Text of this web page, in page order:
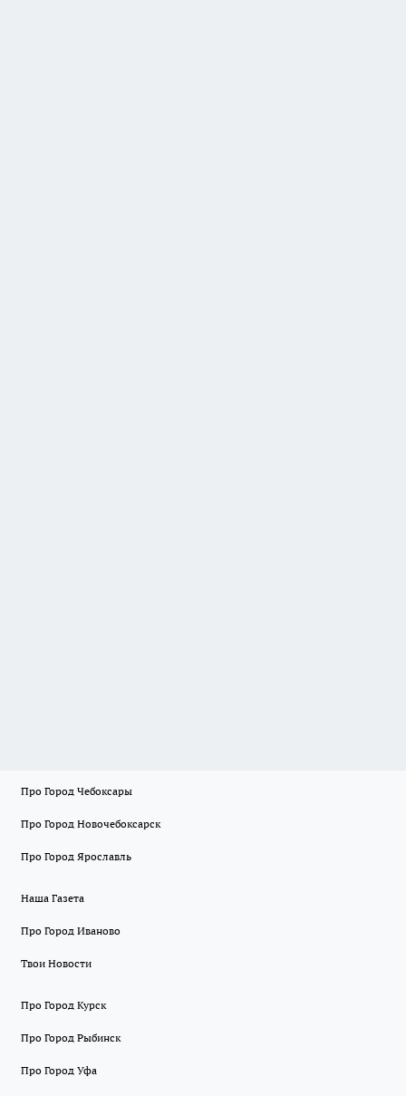
Про Город Чебоксары
Про Город Новочебоксарск
Про Город Ярославль
Наша Газета
Про Город Иваново
Твои Новости
Про Город Курск
Про Город Рыбинск
Про Город Уфа